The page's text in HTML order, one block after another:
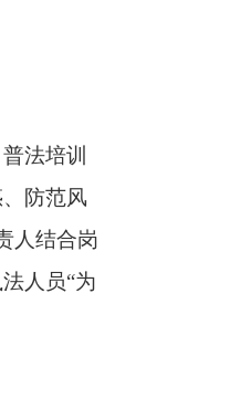
法培训
防范风
人结合岗
人员“为